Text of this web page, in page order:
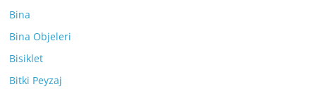
Bina
Bina Objeleri
Bisiklet
Bitki Peyzaj